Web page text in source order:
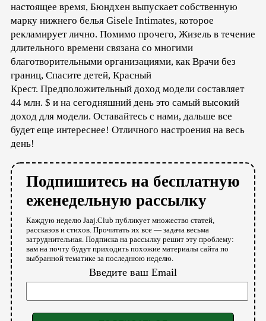
настоящее время, Бюндхен выпускает собственную
марку нижнего белья Gisele Intimates, которое
рекламирует лично. Помимо прочего, Жизель в течение
длительного времени связана со многими
благотворительными организациями, как Врачи без
границ, Спасите детей, Красный
Крест. Предположительный доход модели составляет
44 млн. $ и на сегодняшний день это самый высокий
доход для модели. Оставайтесь с нами, дальше все
будет еще интереснее! Отличного настроения на весь
день!
Подпишитесь на бесплатную
еженедельную рассылку
Каждую неделю Jaaj.Club публикует множество статей,
рассказов и стихов. Прочитать их все — задача весьма
затруднительная. Подписка на рассылку решит эту проблему:
вам на почту будут приходить похожие материалы сайта по
выбранной тематике за последнюю неделю.
Введите ваш Email